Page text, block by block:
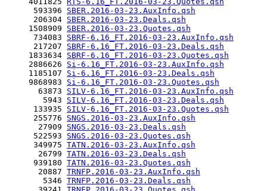
      593396
SBER.2016-03-23.AuxInfo.qsh
      206304
SBER.2016-03-23.Deals.qsh
     1508909
SBER.2016-03-23.Quotes.qsh
      734083
SBRF-6.16_FT.2016-03-23.AuxInfo.qsh
      217207
SBRF-6.16_FT.2016-03-23.Deals.qsh
     1833634
SBRF-6.16_FT.2016-03-23.Quotes.qsh
     2886626
Si-6.16_FT.2016-03-23.AuxInfo.qsh
     1185107
Si-6.16_FT.2016-03-23.Deals.qsh
     9868983
Si-6.16_FT.2016-03-23.Quotes.qsh
       63873
SILV-6.16_FT.2016-03-23.AuxInfo.qsh
        5943
SILV-6.16_FT.2016-03-23.Deals.qsh
      133935
SILV-6.16_FT.2016-03-23.Quotes.qsh
      255776
SNGS.2016-03-23.AuxInfo.qsh
       27909
SNGS.2016-03-23.Deals.qsh
      522593
SNGS.2016-03-23.Quotes.qsh
      349975
TATN.2016-03-23.AuxInfo.qsh
       26799
TATN.2016-03-23.Deals.qsh
      939180
TATN.2016-03-23.Quotes.qsh
       20887
TRNFP.2016-03-23.AuxInfo.qsh
        5346
TRNFP.2016-03-23.Deals.qsh